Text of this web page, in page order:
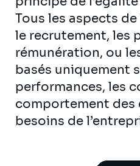
Tous les aspects
le recrutement, les
rémunération, ou
basés uniquement
performances, les
comportement des
besoins de